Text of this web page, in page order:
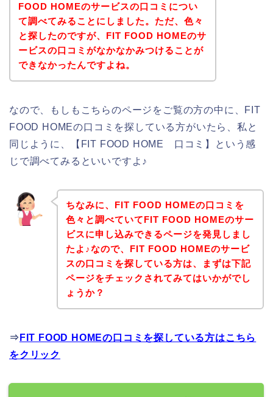
FOOD HOMEのサービスの口コミについ
て調べてみることにしました。ただ、色々
と探したのですが、FIT FOOD HOMEのサ
ービスの口コミがなかなかみつけることが
できなかったんですよね。
なので、もしもこちらのページをご覧の方の中に、FIT
FOOD HOMEの口コミを探している方がいたら、私と
同じように、【FIT FOOD HOME 口コミ】という感
じで調べてみるといいですよ♪
ちなみに、FIT FOOD HOMEの口コミを
色々と調べていてFIT FOOD HOMEのサー
ビスに申し込みできるページを発見しまし
たよ♪なので、FIT FOOD HOMEのサービ
スの口コミを探している方は、まずは下記
ページをチェックされてみてはいかがでし
ょうか？
⇒ FIT FOOD HOMEの口コミを探している方はこちら
をクリック